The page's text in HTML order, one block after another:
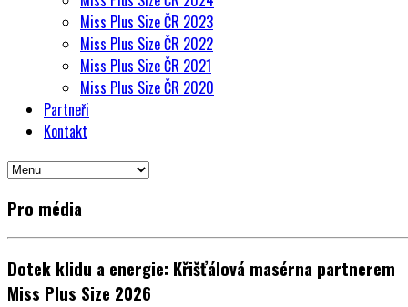
Miss Plus Size ČR 2023
Miss Plus Size ČR 2022
Miss Plus Size ČR 2021
Miss Plus Size ČR 2020
Partneři
Kontakt
Pro média
Dotek klidu a energie: Křišťálová masérna partnerem
Miss Plus Size 2026